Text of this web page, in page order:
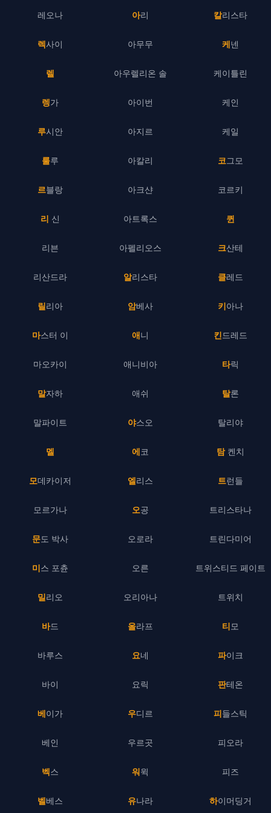
레오나
렉사이
렐
렝가
루시안
룰루
르블랑
리 신
리븐
리산드라
릴리아
마스터 이
마오카이
말자하
말파이트
멜
모데카이저
모르가나
문도 박사
미스 포츈
밀리오
바드
바루스
바이
베이가
베인
벡스
벨베스
아리
아무무
아우렐리온 솔
아이번
아지르
아칼리
아크샨
아트록스
아펠리오스
알리스타
암베사
애니
애니비아
애쉬
야스오
에코
엘리스
오공
오로라
오른
오리아나
올라프
요네
요릭
우디르
우르곳
워윅
유나라
칼리스타
케넨
케이틀린
케인
케일
코그모
코르키
퀸
크산테
클레드
키아나
킨드레드
타릭
탈론
탈리야
탐 켄치
트런들
트리스타나
트린다미어
트위스티드 페이트
트위치
티모
파이크
판테온
피들스틱
피오라
피즈
하이머딩거